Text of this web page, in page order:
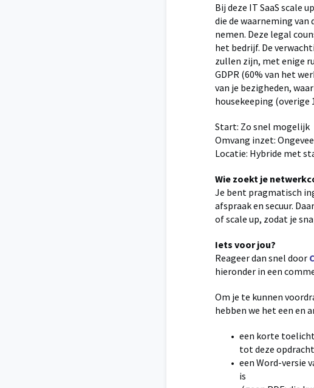
Bij deze IT SaaS scale
die de waarneming
nemen. Deze legal
het bedrijf. De
zullen zijn, met enige
GDPR (60% van het
van je bezigheden,
housekeeping (overige
Start: Zo snel mogelijk
Omvang inzet:
Locatie: Hybride met
Wie zoekt je
Je bent pragmatisch
afspraak en secuur.
of scale up, zodat je
Iets voor jou?
Reageer dan snel door
hieronder in een
Om je te kunnen
hebben we het een en
een korte
tot deze
een Word-versie
is